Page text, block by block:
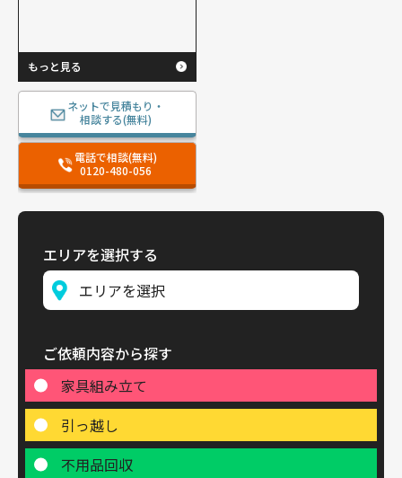
もっと見る
ネットで見積もり・
相談する(無料)
電話で相談(無料)
0120-480-056
エリアを選択する
ご依頼内容から探す
家具組み立て
引っ越し
不用品回収